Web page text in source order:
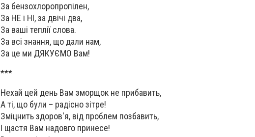
За бензохлоропропілен,
За НЕ і НІ, за двічі два,
За ваші теплії слова.
За всі знання, що дали нам,
За це ми ДЯКУЄМО Вам!
***
Нехай цей день Вам зморщок не прибавить,
А ті, що були – радісно зітре!
Зміцнить здоров'я, від проблем позбавить,
І щастя Вам надовго принесе!